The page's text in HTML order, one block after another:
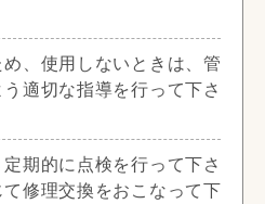
、使用しないときは、管
適切な指導を行って下さ
期的に点検を行って下さ
修理交換をおこなって下